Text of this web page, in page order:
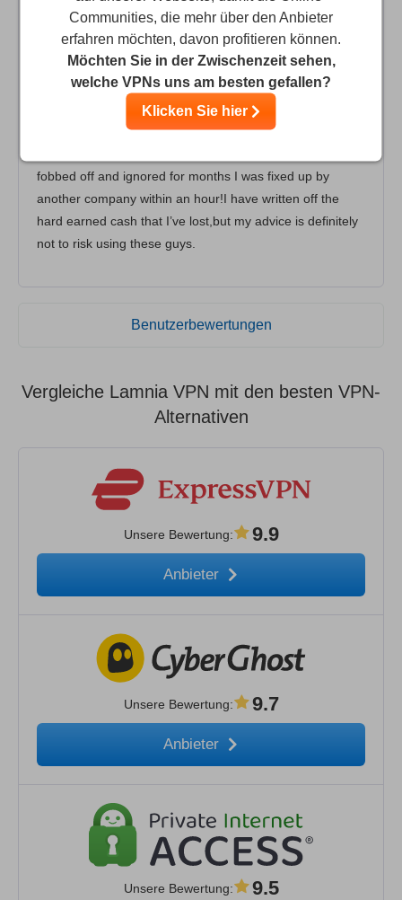
Barney
Please don’t waste your Time or Money
After paying a good sum of cash upfront,nothing worked
and received basically zero help,mainly just got
fobbed off and ignored for months I was fixed up by
another company within an hour!I have written off the
hard earned cash that I’ve lost,but my advice is definitely
not to risk using these guys.
Benutzerbewertungen
Vergleiche Lamnia VPN mit den besten VPN-
Alternativen
Unsere Bewertung: 9.9
Anbieter
Unsere Bewertung: 9.7
Anbieter
Unsere Bewertung: 9.5
Communities, die mehr über den Anbieter
erfahren möchten, davon profitieren können.
Möchten Sie in der Zwischenzeit sehen,
welche VPNs uns am besten gefallen?
Klicken Sie hier